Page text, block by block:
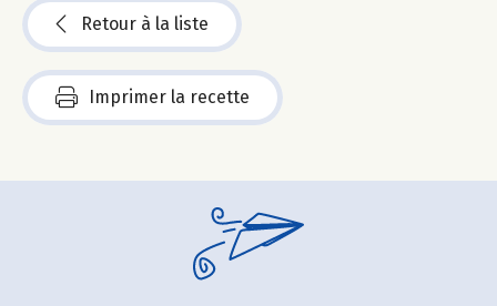
Retour à la liste
Imprimer la recette